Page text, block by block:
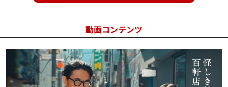
動画コンテンツ